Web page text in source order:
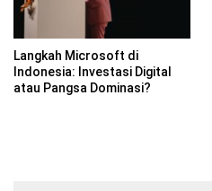
Langkah Microsoft di
Indonesia: Investasi Digital
atau Pangsa Dominasi?